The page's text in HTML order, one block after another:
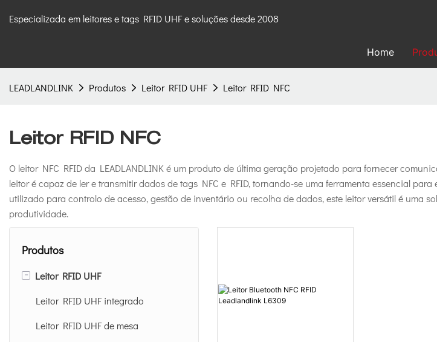
Especializada em leitores e tags RFID UHF e soluções desde 2008
Home
LEADLANDLINK Produtos Leitor RFID UHF Leitor RFID NFC
Leitor RFID NFC
O leitor NFC RFID da LEADLANDLINK é um produto de última geração projetado para fornecer
leitor é capaz de ler e transmitir dados de tags NFC e RFID, tornando-se uma ferramenta essencial
utilizado para controlo de acesso, gestão de inventário ou recolha de dados, este leitor versátil é uma
produtividade.
Produtos
-
Leitor RFID UHF
Leitor RFID UHF integrado
Leitor RFID UHF de mesa